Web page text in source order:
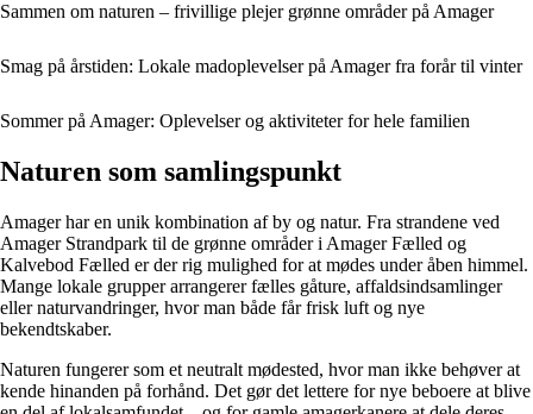
Sammen om naturen – frivillige plejer grønne områder på Amager
Smag på årstiden: Lokale madoplevelser på Amager fra forår til vinter
Sommer på Amager: Oplevelser og aktiviteter for hele familien
Naturen som samlingspunkt
Amager har en unik kombination af by og natur. Fra strandene ved
Amager Strandpark til de grønne områder i Amager Fælled og
Kalvebod Fælled er der rig mulighed for at mødes under åben himmel.
Mange lokale grupper arrangerer fælles gåture, affaldsindsamlinger
eller naturvandringer, hvor man både får frisk luft og nye
bekendtskaber.
Naturen fungerer som et neutralt mødested, hvor man ikke behøver at
kende hinanden på forhånd. Det gør det lettere for nye beboere at blive